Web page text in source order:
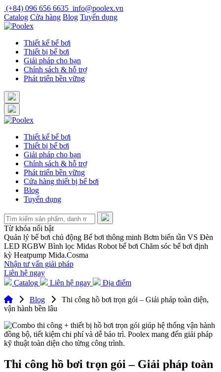
Skip
to
content
(+84) 096 656 6635 info@poolex.vn
Catalog Cửa hàng Blog Tuyển dụng
Thiết kế bể bơi
Thiết bị bể bơi
Giải pháp cho bạn
Chính sách & hỗ trợ
Phát triển bền vững
Thiết kế bể bơi
Thiết bị bể bơi
Giải pháp cho bạn
Chính sách & hỗ trợ
Phát triển bền vững
Cửa hàng thiết bị bể bơi
Blog
Tuyển dụng
Từ khóa nổi bật
Quản lý bể bơi chủ động Bể bơi thông minh Bơm biến tần VS Đèn
LED RGBW Bình lọc Midas Robot bể bơi Chăm sóc bể bơi định
kỳ Heatpump Mida.Cosma
Nhận tư vấn giải pháp
Liên hệ ngay
Catalog
Liên hệ ngay
Địa điểm
Blog
Thi công hồ bơi trọn gói – Giải pháp toàn diện,
vận hành bền lâu
Thi công hồ bơi trọn gói – Giải pháp toàn